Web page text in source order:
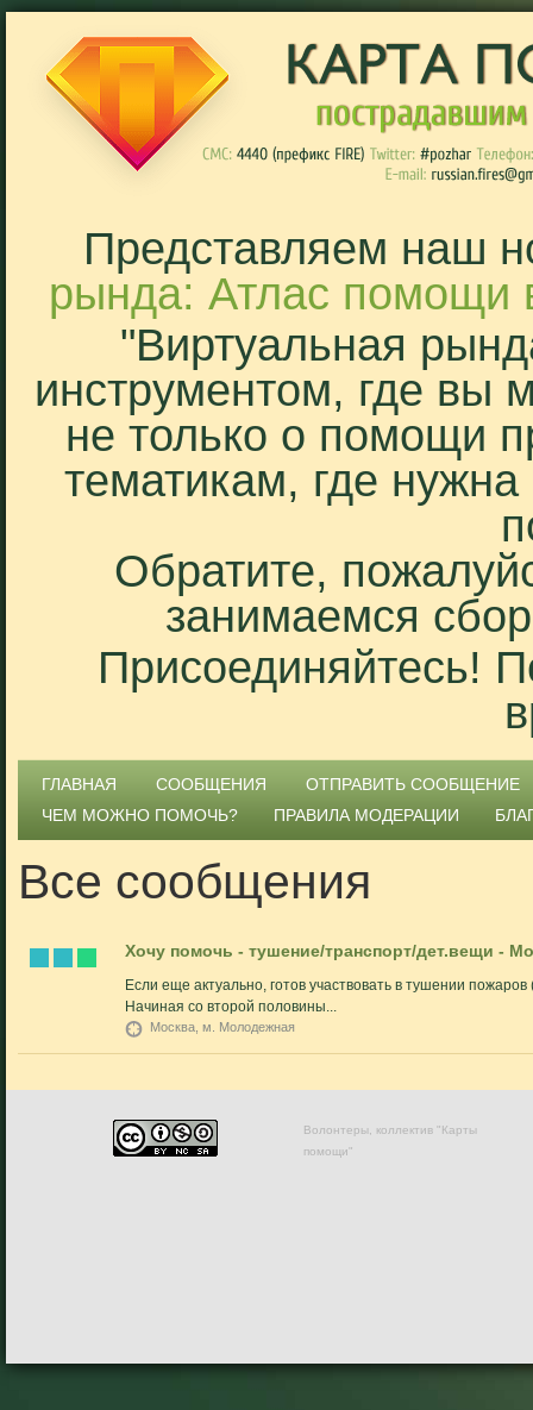
Представляем наш
рында: Атлас помощи
"Виртуальная
инструментом, где вы
не только о помощи
тематикам, где
Обратите,
занимаемся
Присоединяйтесь!
ГЛАВНАЯ СООБЩЕНИЯ
ОТПРАВИТЬ СООБЩЕНИЕ
ЧЕМ МОЖНО ПОМОЧЬ?
ПРАВИЛА МОДЕРАЦИИ
Все сообщения
Хочу помочь - тушение/транспорт/дет.вещи -
Если еще актуально, готов участвовать в тушении
Начиная со второй половины...
Москва, м. Молодежная
Волонтеры, коллектив "Карты
помощи"